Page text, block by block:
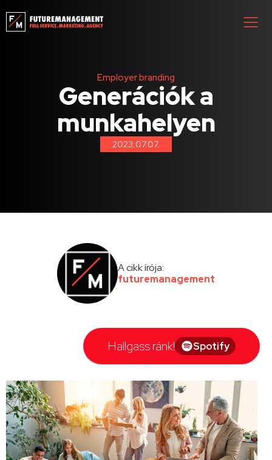
Employer branding
Generációk a
munkahelyen
2023.07.07.
A cikk írója:
futuremanagement
Hallgass ránk! Spotify